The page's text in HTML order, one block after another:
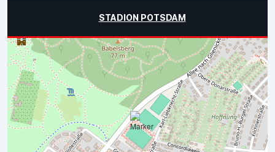
STADION POTSDAM